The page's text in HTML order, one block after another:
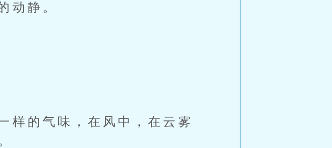
静。
的气味，在风中，在云雾